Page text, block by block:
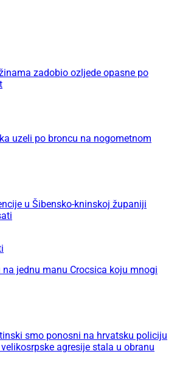
zadobio ozljede opasne po
uzeli po broncu na nogometnom
u Šibensko-kninskoj županiji
jednu manu Crocsica koju mnogi
smo ponosni na hrvatsku policiju
agresije stala u obranu